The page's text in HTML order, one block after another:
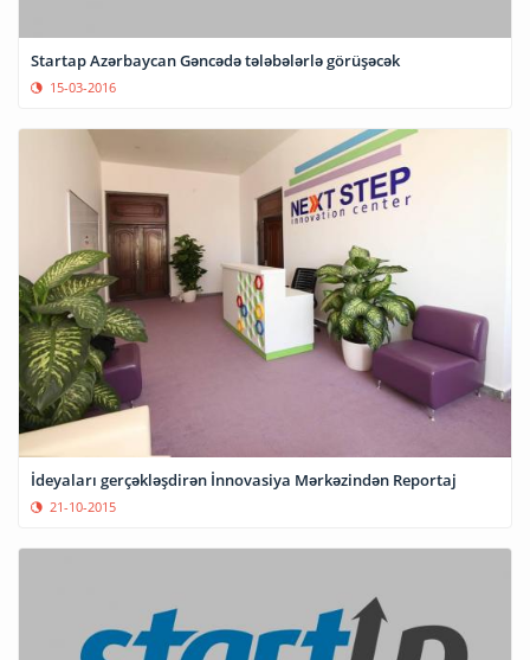
Startap Azərbaycan Gəncədə tələbələrlə görüşəcək
15-03-2016
İdeyaları gerçəkləşdirən İnnovasiya Mərkəzindən Reportaj
21-10-2015